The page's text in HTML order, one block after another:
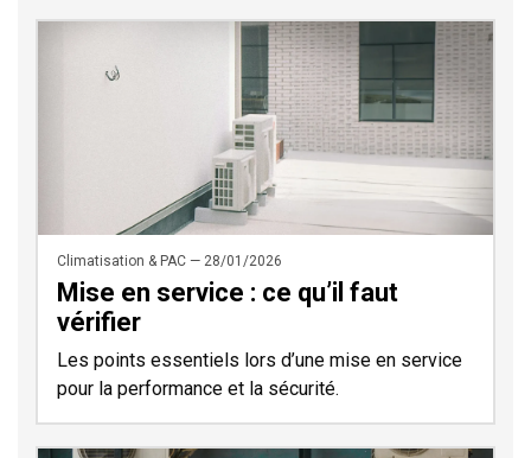
Climatisation & PAC — 28/01/2026
Mise en service : ce qu’il faut
vérifier
Les points essentiels lors d’une mise en service
pour la performance et la sécurité.